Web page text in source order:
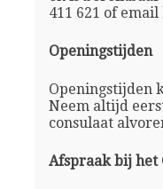
411 621 of
Openingstijden
Openingstijden
Neem altijd
consulaat
Afspraak bij het